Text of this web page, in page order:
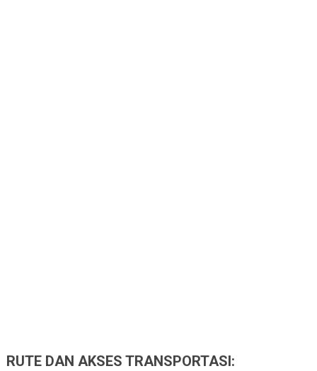
RUTE DAN AKSES TRANSPORTASI: